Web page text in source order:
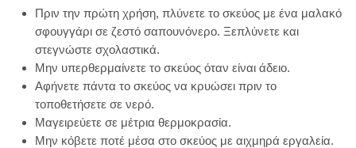
Πριν την πρώτη χρήση, πλύνετε το σκεύος με ένα μαλακό
σφουγγάρι σε ζεστό σαπουνόνερο. Ξεπλύνετε και
στεγνώστε σχολαστικά.
Μην υπερθερμαίνετε το σκεύος όταν είναι άδειο.
Αφήνετε πάντα το σκεύος να κρυώσει πριν το
τοποθετήσετε σε νερό.
Μαγειρεύετε σε μέτρια θερμοκρασία.
Μην κόβετε ποτέ μέσα στο σκεύος με αιχμηρά εργαλεία.